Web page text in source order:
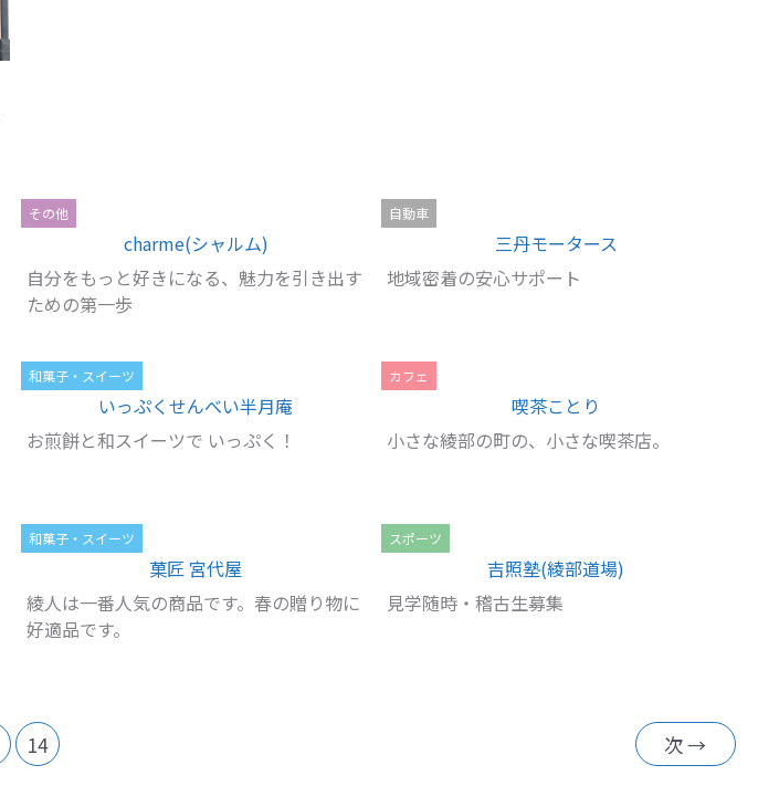
その他
charme(シャルム)
自分をもっと好きになる、魅力を引き出す
ための第一歩
自動車
三丹モータース
地域密着の安心サポート
和菓子・スイーツ
いっぷくせんべい半月庵
お煎餅と和スイーツで いっぷく！
カフェ
喫茶ことり
小さな綾部の町の、小さな喫茶店。
和菓子・スイーツ
菓匠 宮代屋
綾人は一番人気の商品です。春の贈り物に
好適品です。
スポーツ
吉照塾(綾部道場)
見学随時・稽古生募集
14 次→